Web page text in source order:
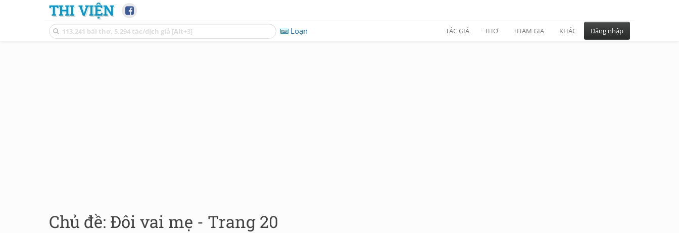
THI VIỆN
Loạn TÁC GIẢ THƠ THAM GIA KHÁC Đăng nhập
Chủ đề: Đôi vai mẹ - Trang 20